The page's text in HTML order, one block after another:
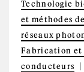
Technologie
et méthodes
réseaux
Fabrication et
conducteurs